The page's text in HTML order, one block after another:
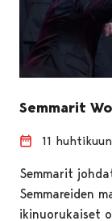
Semmarit
11
Semmarit
Semmareiden
ikinuorukaiset